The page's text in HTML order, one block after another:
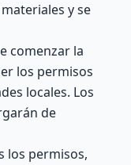
y se
comenzar la
los permisos
locales. Los
de
los permisos,